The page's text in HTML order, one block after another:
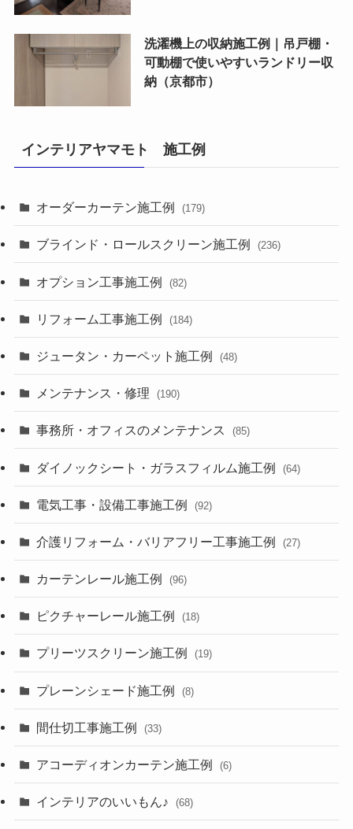
洗濯機上の収納施工例｜吊戸棚・
可動棚で使いやすいランドリー収
納（京都市）
インテリアヤマモト 施工例
オーダーカーテン施工例 (179)
ブラインド・ロールスクリーン施工例 (236)
オプション工事施工例 (82)
リフォーム工事施工例 (184)
ジュータン・カーペット施工例 (48)
メンテナンス・修理 (190)
事務所・オフィスのメンテナンス (85)
ダイノックシート・ガラスフィルム施工例 (64)
電気工事・設備工事施工例 (92)
介護リフォーム・バリアフリー工事施工例 (27)
カーテンレール施工例 (96)
ピクチャーレール施工例 (18)
プリーツスクリーン施工例 (19)
プレーンシェード施工例 (8)
間仕切工事施工例 (33)
アコーディオンカーテン施工例 (6)
インテリアのいいもん♪ (68)